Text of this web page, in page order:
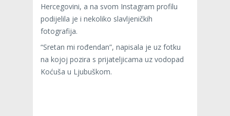
Hercegovini, a na svom Instagram profilu
podijelila je i nekoliko slavljeničkih
fotografija.
“Sretan mi rođendan”, napisala je uz fotku
na kojoj pozira s prijateljicama uz vodopad
Koćuša u Ljubuškom.